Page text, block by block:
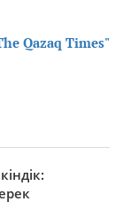
Qazaq Times"